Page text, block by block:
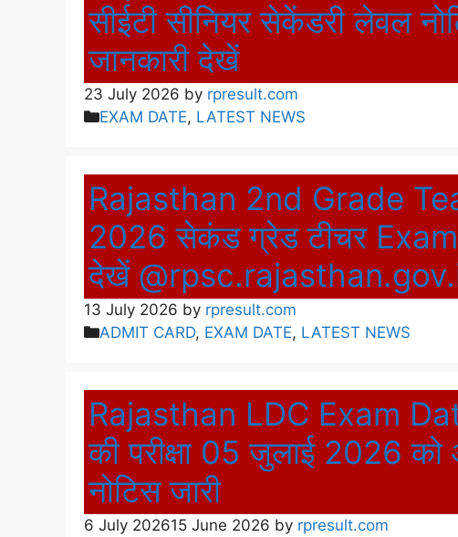
सीईटी सीनियर सेकेंडरी लेवल
जानकारी देखें
23 July 2026 by rpresult.com
Categories
EXAM DATE, LATEST NEWS
Rajasthan 2nd Grade
2026 सेकंड ग्रेड टीचर
देखें
13 July 2026 by rpresult.com
Categories
ADMIT CARD, EXAM DATE, LATEST NEWS
Rajasthan LDC Exam
की परीक्षा 05 जुलाई 2026
नोटिस जारी
6 July 202615 June 2026 by rpresult.com